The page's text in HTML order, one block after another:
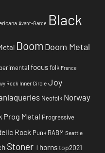
Avant-Garde Black
Doom Doom Metal
focusfolk France
Rock Inner Circle Joy
Neofolk Norway
Prog Metal Progressive
Rock Punk RABM Seattle
StonerThornstop2021